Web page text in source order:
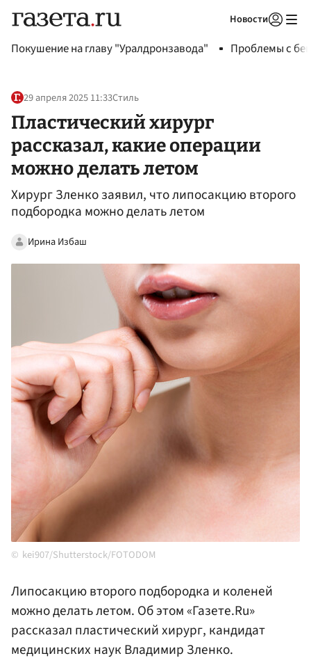
Новости
Покушение на главу "Уралдронзавода" Проблемы с
29 апреля 2025 11:33Стиль
Пластический хирург
рассказал, какие операции
можно делать летом
Хирург Зленко заявил, что липосакцию второго
подбородка можно делать летом
Ирина Избаш
kei907/Shutterstock/FOTODOM
Липосакцию второго подбородка и коленей
можно делать летом. Об этом «Газете.Ru»
рассказал пластический хирург, кандидат
медицинских наук Владимир Зленко.